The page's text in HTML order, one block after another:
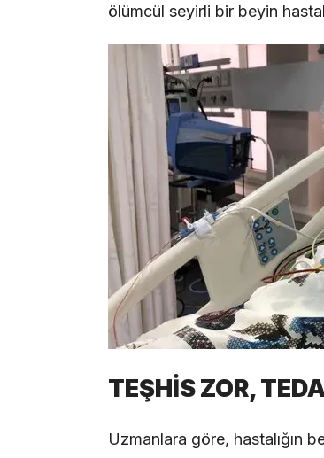
ölümcül seyirli bir beyin
TEŞHİS ZOR,
Uzmanlara göre, hastalığın